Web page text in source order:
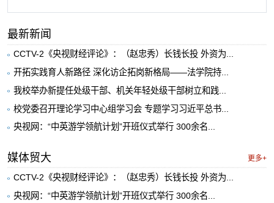
最新新闻
CCTV-2《央视财经评论》：（赵忠秀）长钱长投 外资为...
开拓实践育人新路径 深化访企拓岗新格局——法学院持...
我校举办新提任处级干部、机关年轻处级干部树立和践...
校党委召开理论学习中心组学习会 专题学习习近平总书...
央视网：“中英游学领航计划”开班仪式举行 300余名...
媒体贸大 更多+
CCTV-2《央视财经评论》：（赵忠秀）长钱长投 外资为...
央视网：“中英游学领航计划”开班仪式举行 300余名...